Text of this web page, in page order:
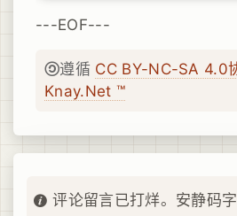
---EOF---
遵循 CC BY-NC-SA 4.0
Knay.Net ™
评论留言已打烊。安静码字